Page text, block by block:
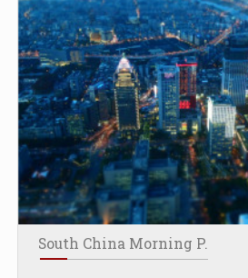
South China Morning P.